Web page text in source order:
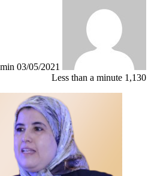
03/05/2021
1,130
Less than a minute